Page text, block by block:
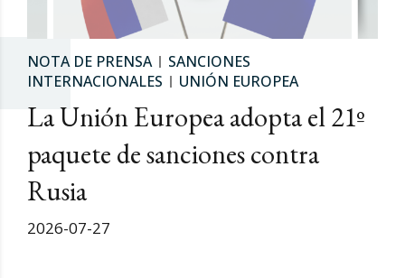
NOTA DE PRENSA
SANCIONES
INTERNACIONALES
UNIÓN EUROPEA
La Unión Europea adopta el 21º
paquete de sanciones contra
Rusia
2026-07-27